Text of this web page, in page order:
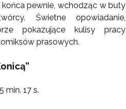
końca pewnie, wchodząc w buty
Świetne opowiadanie,
pokazujące kulisy pracy
prasowych.
min. 17 s.